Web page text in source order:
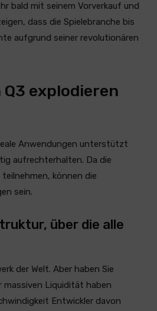
bald mit seinem Vorverkauf und
dass die Spielebranche bis
aufgrund seiner revolutionären
explodieren
Anwendungen unterstützt
aufrechterhalten. Da die
können die
sein.
über die alle
der Welt. Aber haben Sie
massiven Liquidität haben
Entwickler davon